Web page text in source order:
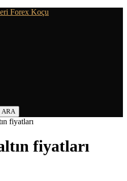
Forex Koçu
fiyatları
fiyatları